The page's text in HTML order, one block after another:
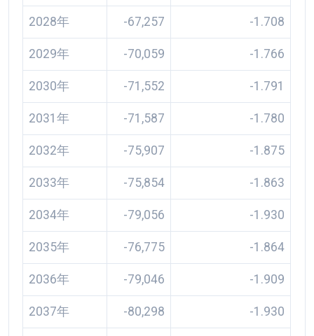
2028年 -67,257 -1.708
2029年 -70,059 -1.766
2030年 -71,552 -1.791
2031年 -71,587 -1.780
2032年 -75,907 -1.875
2033年 -75,854 -1.863
2034年 -79,056 -1.930
2035年 -76,775 -1.864
2036年 -79,046 -1.909
2037年 -80,298 -1.930